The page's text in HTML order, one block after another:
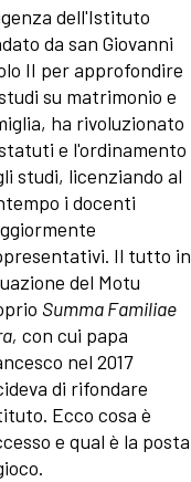
dell'Istituto
da san Giovanni
II per approfondire
su matrimonio e
ha rivoluzionato
e l'ordinamento
studi, licenziando al
i docenti
Il tutto in
del Motu
Summa Familiae
con cui papa
nel 2017
di rifondare
Ecco cosa è
e qual è la posta